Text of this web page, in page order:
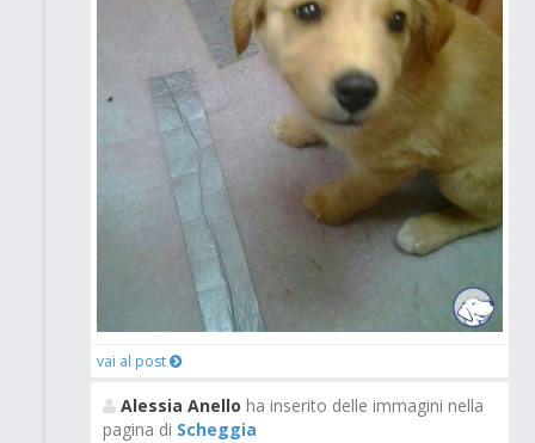
vai al post
Alessia Anello ha inserito delle immagini nella
pagina di Scheggia